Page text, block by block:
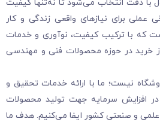
دقت انتخاب می‌شود تا نه‌تنها کیفیت
عملی برای نیازهای واقعی زندگی و کار
که با ترکیب کیفیت، نوآوری و خدمات
خرید در حوزه محصولات فنی و مهندسی
نیست؛ ما با ارائه خدمات تحقیق و
افزایش سرمایه جهت تولید محصولات
علمی و صنعتی کشور ایفا می‌کنیم. هدف ما